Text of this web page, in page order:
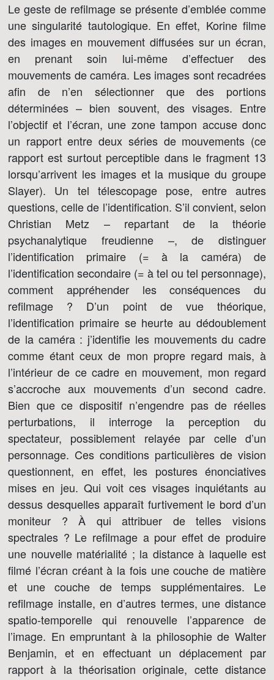
Le geste de refilmage se présente d’emblée comme
une singularité tautologique. En effet, Korine filme
des images en mouvement diffusées sur un écran,
en prenant soin lui-même d’effectuer des
mouvements de caméra. Les images sont recadrées
afin de n’en sélectionner que des portions
déterminées – bien souvent, des visages. Entre
l’objectif et l’écran, une zone tampon accuse donc
un rapport entre deux séries de mouvements (ce
rapport est surtout perceptible dans le fragment 13
lorsqu’arrivent les images et la musique du groupe
Slayer). Un tel télescopage pose, entre autres
questions, celle de l’identification. S’il convient, selon
Christian Metz – repartant de la théorie
psychanalytique freudienne –, de distinguer
l’identification primaire (= à la caméra) de
l’identification secondaire (= à tel ou tel personnage),
comment appréhender les conséquences du
refilmage ? D’un point de vue théorique,
l’identification primaire se heurte au dédoublement
de la caméra : j’identifie les mouvements du cadre
comme étant ceux de mon propre regard mais, à
l’intérieur de ce cadre en mouvement, mon regard
s’accroche aux mouvements d’un second cadre.
Bien que ce dispositif n’engendre pas de réelles
perturbations, il interroge la perception du
spectateur, possiblement relayée par celle d’un
personnage. Ces conditions particulières de vision
questionnent, en effet, les postures énonciatives
mises en jeu. Qui voit ces visages inquiétants au
dessus desquelles apparaît furtivement le bord d’un
moniteur ? À qui attribuer de telles visions
spectrales ? Le refilmage a pour effet de produire
une nouvelle matérialité ; la distance à laquelle est
filmé l’écran créant à la fois une couche de matière
et une couche de temps supplémentaires. Le
refilmage installe, en d’autres termes, une distance
spatio-temporelle qui renouvelle l’apparence de
l’image. En empruntant à la philosophie de Walter
Benjamin, et en effectuant un déplacement par
rapport à la théorisation originale, cette distance